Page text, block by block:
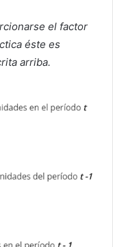
el factor
éste es
arriba.